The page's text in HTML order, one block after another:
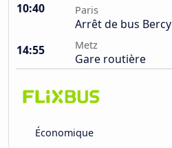
10:40 Paris
Arrêt de bus Bercy
14:55
Metz
Gare routière
Économique